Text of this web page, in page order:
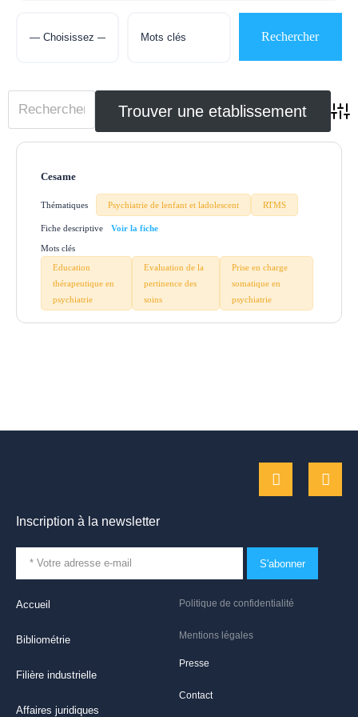
Cesame
Thématiques Psychiatrie de lenfant et ladolescent RTMS
Fiche descriptive
Mots clés
Education
thérapeutique en
psychiatrie
Evaluation de la
pertinence des
soins
Prise en charge
somatique en
psychiatrie
Politique de confidentialité
Mentions légales
Presse
Contact
Accueil
Bibliométrie
Filière industrielle
Affaires juridiques
Inscription à la newsletter
S'abonner